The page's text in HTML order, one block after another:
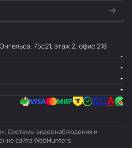
75с21, этаж 2, офис 218
Системы видеонаблюдения и
сайтаWebHunters